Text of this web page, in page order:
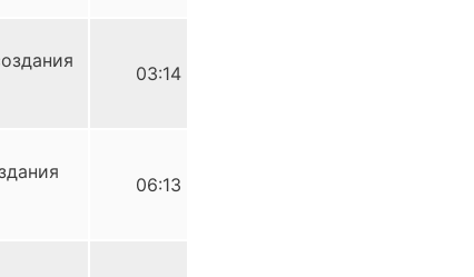
03:14
06:13